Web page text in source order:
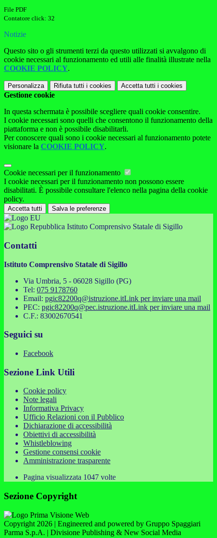
File PDF
Contatore click: 32
Notizie
Questo sito o gli strumenti terzi da questo utilizzati si avvalgono di
cookie necessari al funzionamento ed utili alle finalità illustrate nella
COOKIE POLICY.
Personalizza Rifiuta tutti i cookies Accetta tutti i cookies
Gestione cookie
In questa schermata è possibile scegliere quali cookie consentire.
I cookie necessari sono quelli che consentono il funzionamento della
piattaforma e non è possibile disabilitarli.
Per conoscere quali sono i cookie necessari al funzionamento potete
visionare la COOKIE POLICY.
Cookie necessari per il funzionamento
I cookie necessari per il funzionamento non possono essere
disabilitati. È possibile consultare l'elenco nella pagina della cookie
policy.
Accetta tutti Salva le preferenze
Istituto Comprensivo Statale di Sigillo
Contatti
Istituto Comprensivo Statale di Sigillo
Via Umbria, 5 - 06028 Sigillo (PG)
Tel: 075 9178760
Email: pgic82200q@istruzione.itLink per inviare una mail
PEC: pgic82200q@pec.istruzione.itLink per inviare una mail
C.F.: 83002670541
Seguici su
Facebook
Sezione Link Utili
Cookie policy
Note legali
Informativa Privacy
Ufficio Relazioni con il Pubblico
Dichiarazione di accessibilità
Obiettivi di accessibilità
Whistleblowing
Gestione consensi cookie
Amministrazione trasparente
Pagina visualizzata 1047 volte
Sezione Copyright
Copyright 2026 | Engineered and powered by Gruppo Spaggiari
Parma S.p.A. | Divisione Publishing & New Social Media